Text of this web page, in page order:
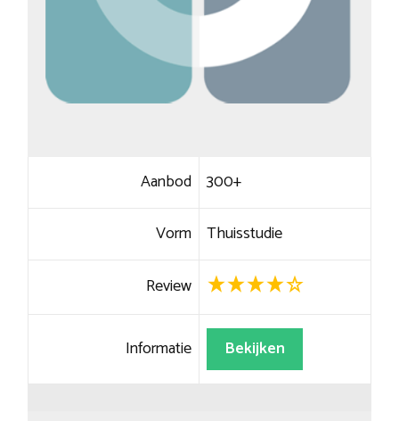
Aanbod 300+
Vorm Thuisstudie
Review
Informatie Bekijken